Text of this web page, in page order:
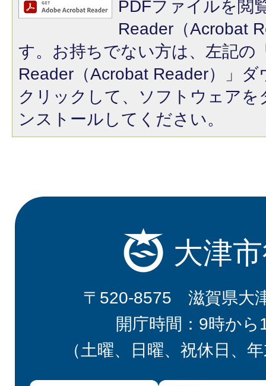
PDFファイルを閲
Reader（Acrobat
す。お持ちでない方は、左記の
Reader（Acrobat Reader）」
クリックして、ソフトウェア
ンストールしてください。
大津
〒520-8575 滋賀県大
開庁時間：9時から
（土曜、日曜、祝休日、